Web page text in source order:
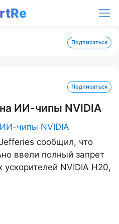
Подписаться
Подписаться
ИИ-чипы NVIDIA
сообщил, что
ввели полный запрет
ускорителей NVIDIA H20,